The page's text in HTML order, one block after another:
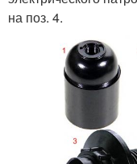
на поз. 4.